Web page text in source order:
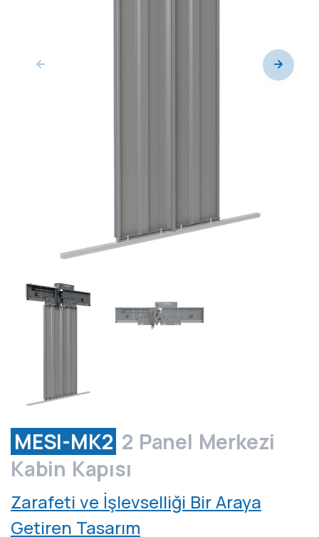
MESI-MK2 2 Panel Merkezi
Kabin Kapısı
Zarafeti ve İşlevselliği Bir Araya
Getiren Tasarım